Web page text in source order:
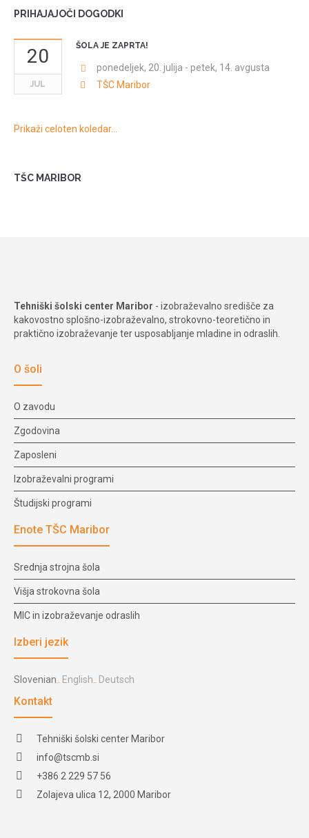
PRIHAJAJOČI DOGODKI
20
JUL
ŠOLA JE ZAPRTA!
ponedeljek, 20. julija - petek, 14. avgusta
TŠC Maribor
Prikaži celoten koledar…
TŠC MARIBOR
Tehniški šolski center Maribor - izobraževalno središče za
kakovostno splošno-izobraževalno, strokovno-teoretično in
praktično izobraževanje ter usposabljanje mladine in odraslih.
O šoli
O zavodu
Zgodovina
Zaposleni
Izobraževalni programi
Študijski programi
Enote TŠC Maribor
Srednja strojna šola
Višja strokovna šola
MIC in izobraževanje odraslih
Izberi jezik
Slovenian English Deutsch
Kontakt
Tehniški šolski center Maribor
info@tscmb.si
+386 2 229 57 56
Zolajeva ulica 12, 2000 Maribor